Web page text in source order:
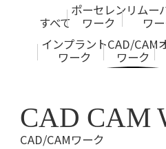
すべて
ポーセレン
ワーク
リムー
ワ
インプラント
ワーク
CAD/CAM
ワーク
CAD CAM
CAD/CAMワーク